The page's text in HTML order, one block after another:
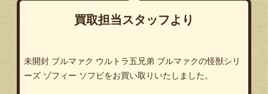
買取担当スタッフより
未開封 ブルマァク ウルトラ五兄弟 ブルマァクの怪獣シリ
ーズ ゾフィー ソフビをお買い取りいたしました。